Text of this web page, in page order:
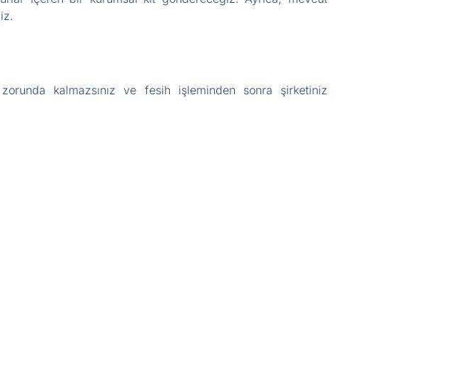
kalmazsınız ve fesih işleminden sonra şirketiniz